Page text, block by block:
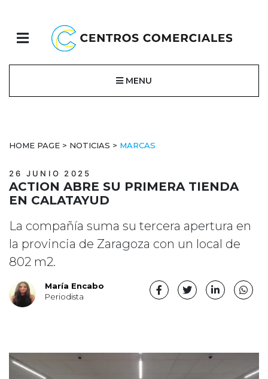
MENU
HOME PAGE > NOTICIAS > MARCAS
26 JUNIO 2025
ACTION ABRE SU PRIMERA TIENDA
EN CALATAYUD
La compañía suma su tercera apertura en
la provincia de Zaragoza con un local de
802 m2.
María Encabo
Periodista